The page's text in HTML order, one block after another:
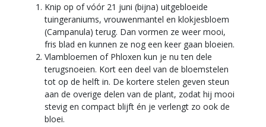
Knip op of vóór 21 juni (bijna) uitgebloeide
tuingeraniums, vrouwenmantel en klokjesbloem
(Campanula) terug. Dan vormen ze weer mooi,
fris blad en kunnen ze nog een keer gaan bloeien.
Vlambloemen of Phloxen kun je nu ten dele
terugsnoeien. Kort een deel van de bloemstelen
tot op de helft in. De kortere stelen geven steun
aan de overige delen van de plant, zodat hij mooi
stevig en compact blijft én je verlengt zo ook de
bloei.